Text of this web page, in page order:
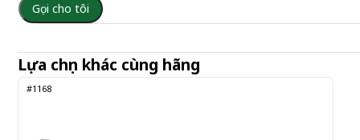
Gọi cho tôi
Lựa chọn khác cùng hãng
#1168